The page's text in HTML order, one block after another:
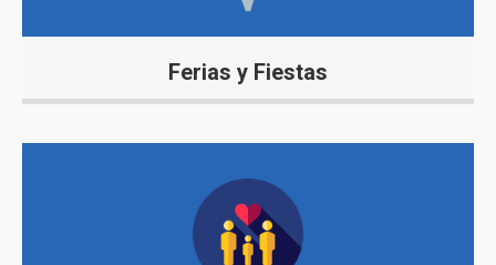
Ferias y Fiestas